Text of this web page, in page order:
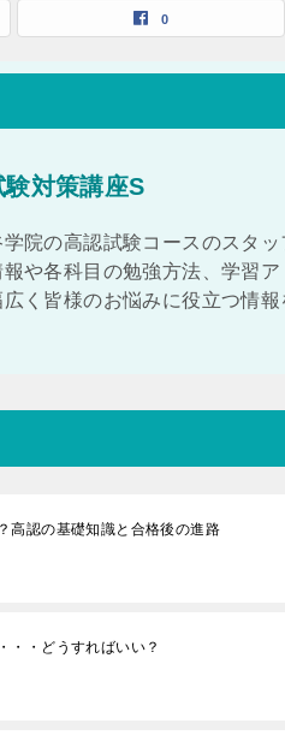
0
対策講座S
院の高認試験コースのスタ
や各科目の勉強方法、学習
く皆様のお悩みに役立つ情報
高認の基礎知識と合格後の進路
・・どうすればいい？